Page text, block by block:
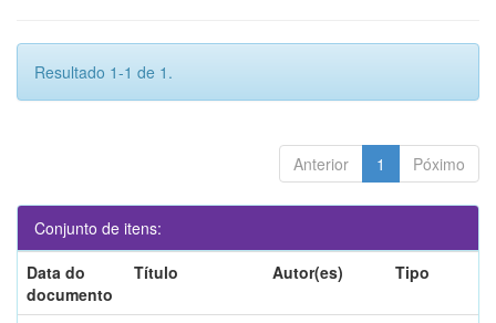
Resultado 1-1 de 1.
Anterior 1 Póximo
Conjunto de itens:
Data do
documento
Título Autor(es) Tipo